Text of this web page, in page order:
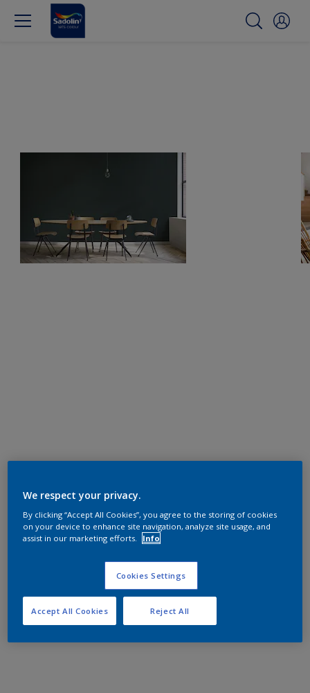
We respect your privacy.
By clicking “Accept All Cookies”, you agree to the storing of cookies
on your device to enhance site navigation, analyze site usage, and
assist in our marketing efforts.
Info
Cookies Settings
Reject All
Accept All Cookies